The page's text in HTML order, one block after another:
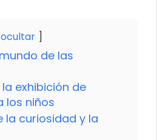
ocultar
de las
exhibición de
los niños
la curiosidad y la